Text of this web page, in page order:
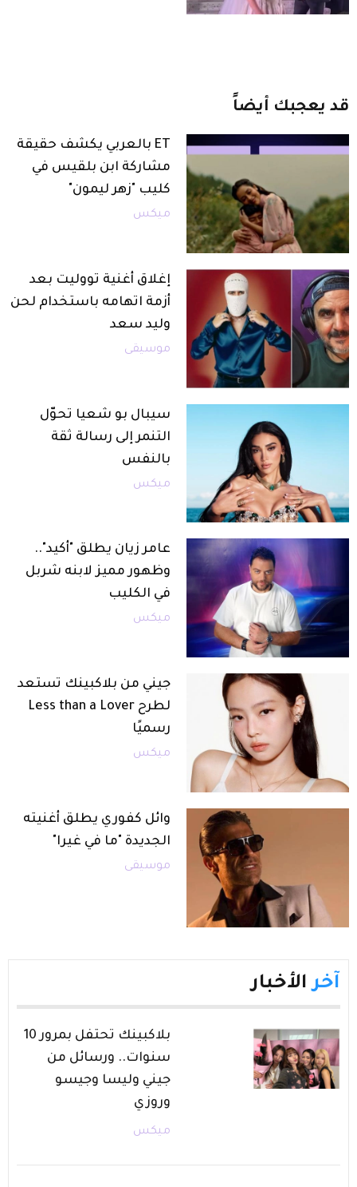
قد يعجبك أيضاً
ET بالعربي يكشف حقيقة
مشاركة ابن بلقيس في
كليب "زهر ليمون"
ميكس
إغلاق أغنية تووليت بعد
أزمة اتهامه باستخدام لحن
وليد سعد
موسيقى
سيبال بو شعيا تحوّل
التنمر إلى رسالة ثقة
بالنفس
ميكس
عامر زيان يطلق "أكيد"..
وظهور مميز لابنه شربل
في الكليب
ميكس
جيني من بلاكبينك تستعد
لطرح Less than a Lover
رسميًا
ميكس
وائل كفوري يطلق أغنيته
الجديدة "ما في غيرا"
موسيقى
آخر الأخبار
بلاكبينك تحتفل بمرور 10
سنوات.. ورسائل من
جيني وليسا وجيسو
وروزي
ميكس